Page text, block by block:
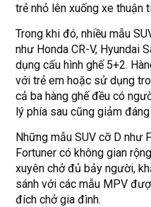
trẻ nhỏ lên xuống xe thuận
Trong khi đó, nhiều mẫu
như Honda CR-V, Hyundai
dụng cấu hình ghế 5+2.
với trẻ em hoặc sử dụng
cả ba hàng ghế đều có
lý phía sau cũng giảm đáng
Những mẫu SUV cỡ D như
Fortuner có không gian
xuyên chở đủ bảy người,
sánh với các mẫu MPV
đích chở gia đình.